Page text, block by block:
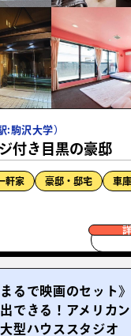
:駒沢大学）
付き目黒の豪邸
軒家 豪邸・邸宅 車
るで映画のセット
できる！アメリカ
型ハウススタジオ